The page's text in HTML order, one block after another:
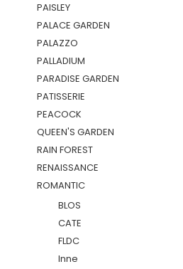
PAISLEY
PALACE GARDEN
PALAZZO
PALLADIUM
PARADISE GARDEN
PATISSERIE
PEACOCK
QUEEN'S GARDEN
RAIN FOREST
RENAISSANCE
ROMANTIC
BLOS
CATE
FLDC
Inne